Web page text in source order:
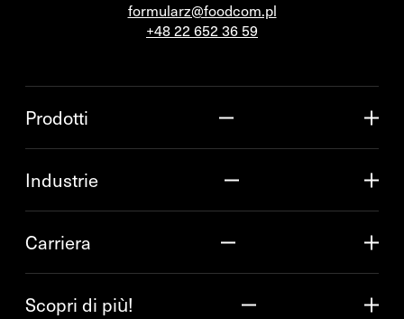
formularz@foodcom.pl
+48 22 652 36 59
Prodotti
Industrie
Carriera
Scopri di più!